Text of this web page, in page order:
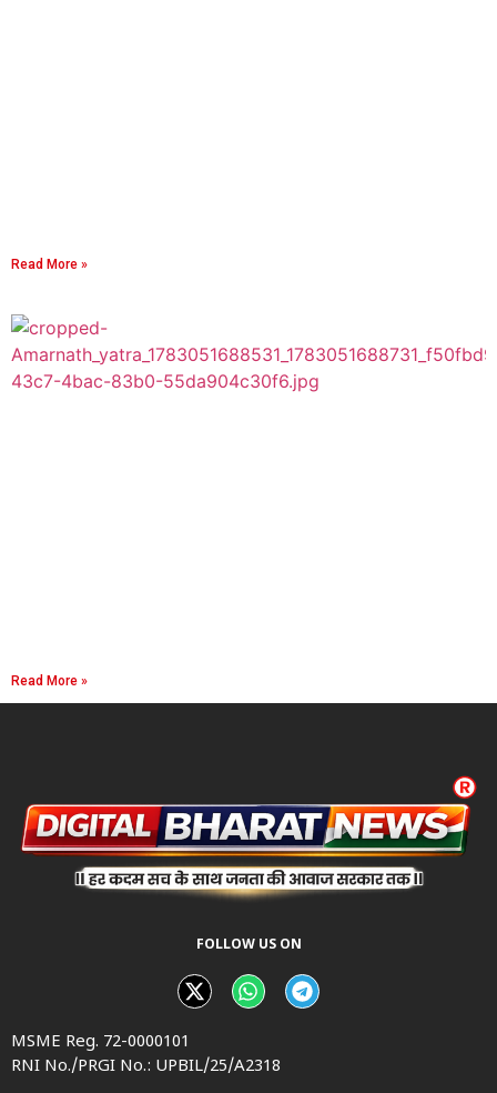
Read More »
Read More »
FOLLOW US ON
MSME Reg. 72-0000101
RNI No./PRGI No.: UPBIL/25/A2318